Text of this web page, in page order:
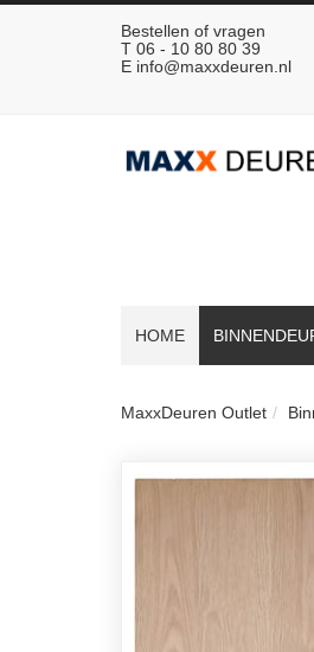
Bestellen of vragen
T 06 - 10 80 80 39
E info@maxxdeuren.nl
HOME
MaxxDeuren Outlet